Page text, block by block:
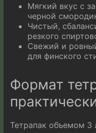
Мягкий вкус с
черной
Чистый,
резкого
Свежий и
для финского
Формат
Тетрапак объемом 3